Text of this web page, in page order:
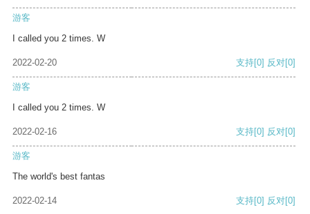
游客
I called you 2 times. W
2022-02-20 支持[0] 反对[0]
游客
I called you 2 times. W
2022-02-16 支持[0] 反对[0]
游客
The world's best fantas
2022-02-14 支持[0] 反对[0]